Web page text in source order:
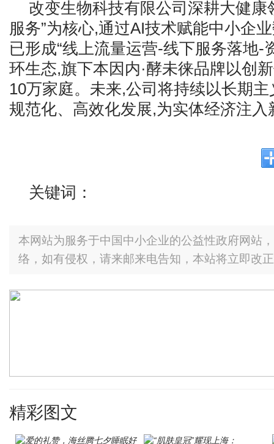
改变生物科技有限公司深耕大健康
服务”为核心,通过AI技术赋能中小企
已形成“线上流量运营-线下服务落地-
环生态,旗下本因内·酵未徕品牌以创
10万家庭。未来,公司将持续以长期
规范化、高效化发展,为实体经济注入
关键词：
本网站为服务于中国中小企业的公益性政府网站
络，如有侵权，请来邮来电告知，本站将立即改
精彩图文